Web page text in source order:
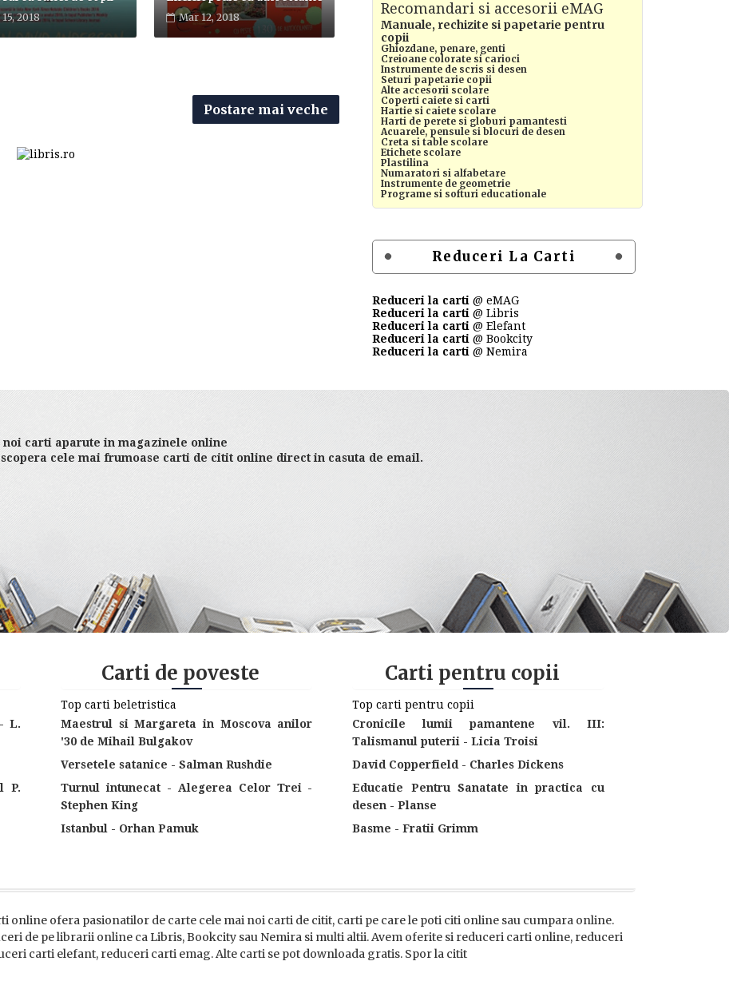
2018 Mar 12, 2018
Postare mai veche
Recomandari si accesorii eMAG
Manuale, rechizite si papetarie pentru
copii
Ghiozdane, penare, genti
Creioane colorate si carioci
Instrumente de scris si desen
Seturi papetarie copii
Alte accesorii scolare
Coperti caiete si carti
Hartie si caiete scolare
Harti de perete si globuri pamantesti
Acuarele, pensule si blocuri de desen
Creta si table scolare
Etichete scolare
Plastilina
Numaratori si alfabetare
Instrumente de geometrie
Programe si softuri educationale
Reduceri La Carti
Reduceri la carti @ eMAG
Reduceri la carti @ Libris
Reduceri la carti @ Elefant
Reduceri la carti @ Bookcity
Reduceri la carti @ Nemira
carti aparute in magazinele online
cele mai frumoase carti de citit online direct in casuta de email.
L.
P.
Carti de poveste
Top carti beletristica
Maestrul si Margareta in Moscova anilor
'30 de Mihail Bulgakov
Versetele satanice - Salman Rushdie
Turnul intunecat - Alegerea Celor Trei -
Stephen King
Istanbul - Orhan Pamuk
Carti pentru copii
Top carti pentru copii
Cronicile lumii pamantene vil. III:
Talismanul puterii - Licia Troisi
David Copperfield - Charles Dickens
Educatie Pentru Sanatate in practica cu
desen - Planse
Basme - Fratii Grimm
online ofera pasionatilor de carte cele mai noi carti de citit, carti pe care le poti citi online sau cumpara online.
de pe librarii online ca Libris, Bookcity sau Nemira si multi altii. Avem oferite si reduceri carti online, reduceri
carti elefant, reduceri carti emag. Alte carti se pot downloada gratis. Spor la citit